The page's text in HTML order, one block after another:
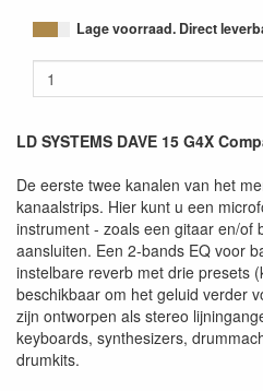
Lage voorraad. Direct
LD SYSTEMS DAVE 15 G4X
De eerste twee kanalen van het
kanaalstrips. Hier kunt u een
instrument - zoals een gitaar en/of
aansluiten. Een 2-bands EQ voor
instelbare reverb met drie presets
beschikbaar om het geluid verder
zijn ontworpen als stereo
keyboards, synthesizers,
drumkits.